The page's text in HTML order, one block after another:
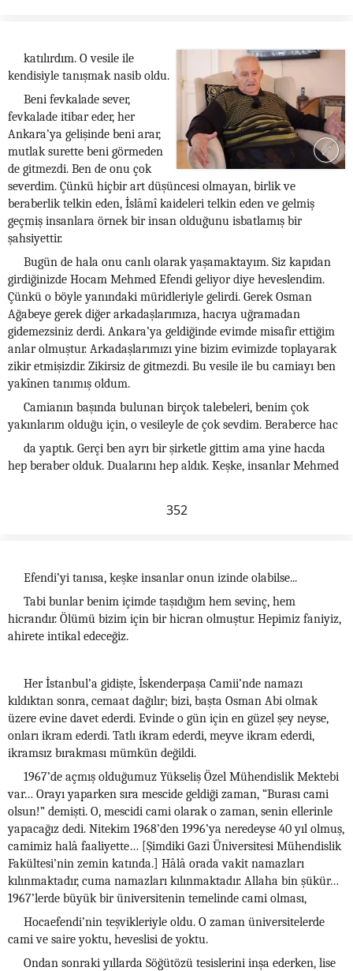
katılırdım. O vesile ile
kendisiyle tanışmak nasib oldu.
Beni fevkalade sever,
fevkalade itibar eder, her
Ankara’ya gelişinde beni arar,
mutlak surette beni görmeden
de gitmezdi. Ben de onu çok
severdim. Çünkü hiçbir art düşüncesi olmayan, birlik ve
beraberlik telkin eden, İslâmî kaideleri telkin eden ve gelmiş
geçmiş insanlara örnek bir insan olduğunu isbatlamış bir
şahsiyettir.
Bugün de hala onu canlı olarak yaşamaktayım. Siz kapıdan
girdiğinizde Hocam Mehmed Efendi geliyor diye heveslendim.
Çünkü o böyle yanındaki müridleriyle gelirdi. Gerek Osman
Ağabeye gerek diğer arkadaşlarımıza, hacıya uğramadan
gidemezsiniz derdi. Ankara’ya geldiğinde evimde misafir ettiğim
anlar olmuştur. Arkadaşlarımızı yine bizim evimizde toplayarak
zikir etmişizdir. Zikirsiz de gitmezdi. Bu vesile ile bu camiayı ben
yakînen tanımış oldum.
Camianın başında bulunan birçok talebeleri, benim çok
yakınlarım olduğu için, o vesileyle de çok sevdim. Beraberce hac
da yaptık. Gerçi ben ayrı bir şirketle gittim ama yine hacda
hep beraber olduk. Dualarını hep aldık. Keşke, insanlar Mehmed
352
Efendi’yi tanısa, keşke insanlar onun izinde olabilse...
Tabi bunlar benim içimde taşıdığım hem sevinç, hem
hicrandır. Ölümü bizim için bir hicran olmuştur. Hepimiz faniyiz,
ahirete intikal edeceğiz.
Her İstanbul’a gidişte, İskenderpaşa Camii’nde namazı
kıldıktan sonra, cemaat dağılır; bizi, başta Osman Abi olmak
üzere evine davet ederdi. Evinde o gün için en güzel şey neyse,
onları ikram ederdi. Tatlı ikram ederdi, meyve ikram ederdi,
ikramsız bırakması mümkün değildi.
1967’de açmış olduğumuz Yükseliş Özel Mühendislik Mektebi
var… Orayı yaparken sıra mescide geldiği zaman, “Burası cami
olsun!” demişti. O, mescidi cami olarak o zaman, senin ellerinle
yapacağız dedi. Nitekim 1968’den 1996’ya neredeyse 40 yıl olmuş,
camimiz halâ faaliyette… [Şimdiki Gazi Üniversitesi Mühendislik
Fakültesi’nin zemin katında.] Hâlâ orada vakit namazları
kılınmaktadır, cuma namazları kılınmaktadır. Allaha bin şükür…
1967’lerde büyük bir üniversitenin temelinde cami olması,
Hocaefendi’nin teşvikleriyle oldu. O zaman üniversitelerde
cami ve saire yoktu, heveslisi de yoktu.
Ondan sonraki yıllarda Söğütözü tesislerini inşa ederken, lise